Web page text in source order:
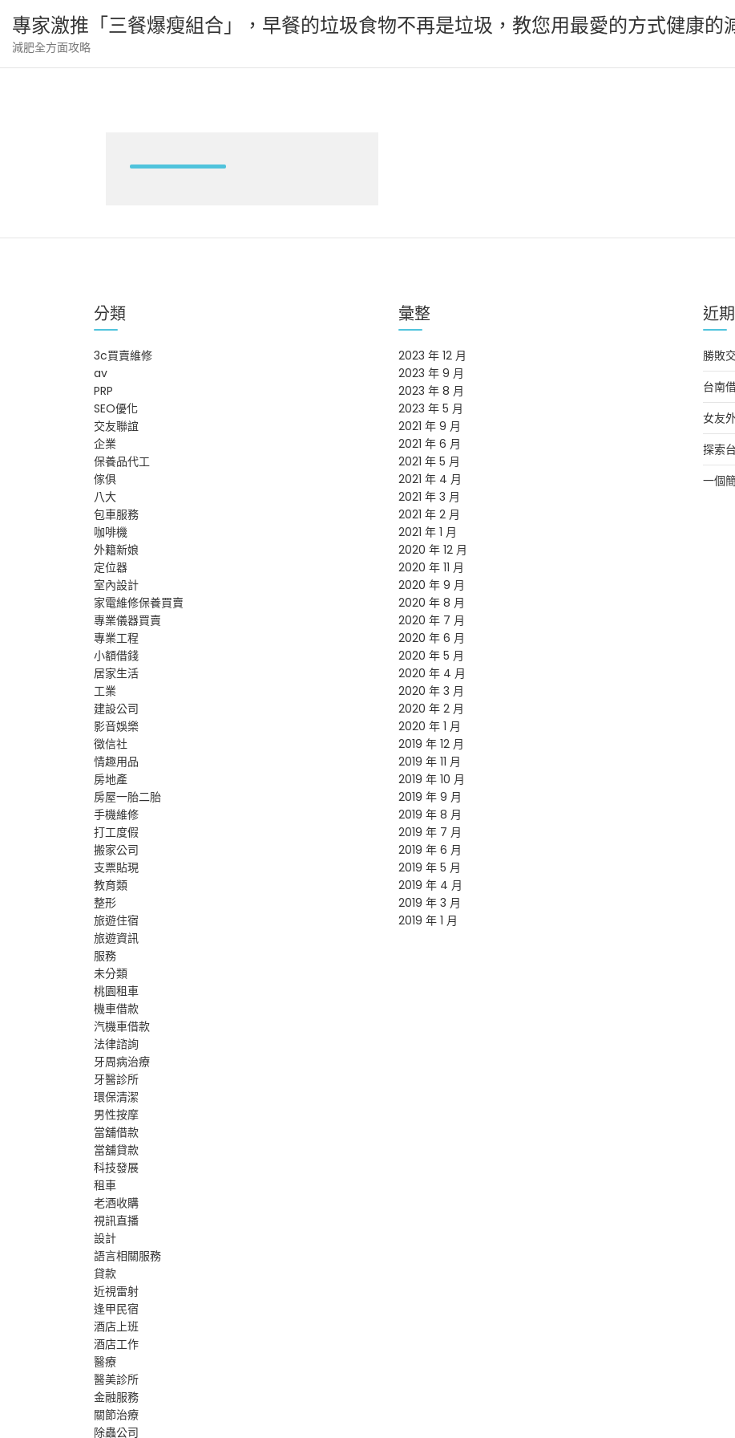
content
專家激推「三餐爆瘦組合」，早餐的垃圾食物不再是垃圾，教您用最愛的方式健康的
減肥全方面攻略
分類
3c買賣維修
av
PRP
SEO優化
交友聯誼
企業
保養品代工
傢俱
八大
包車服務
咖啡機
外籍新娘
定位器
室內設計
家電維修保養買賣
專業儀器買賣
專業工程
小額借錢
居家生活
工業
建設公司
影音娛樂
徵信社
情趣用品
房地產
房屋一胎二胎
手機維修
打工度假
搬家公司
支票貼現
教育類
整形
旅遊住宿
旅遊資訊
服務
未分類
桃園租車
機車借款
汽機車借款
法律諮詢
牙周病治療
牙醫診所
環保清潔
男性按摩
當舖借款
當舖貸款
科技發展
租車
老酒收購
視訊直播
設計
語言相關服務
貸款
近視雷射
逢甲民宿
酒店上班
酒店工作
醫療
醫美診所
金融服務
關節治療
除蟲公司
彙整
2023 年 12 月
2023 年 9 月
2023 年 8 月
2023 年 5 月
2021 年 9 月
2021 年 6 月
2021 年 5 月
2021 年 4 月
2021 年 3 月
2021 年 2 月
2021 年 1 月
2020 年 12 月
2020 年 11 月
2020 年 9 月
2020 年 8 月
2020 年 7 月
2020 年 6 月
2020 年 5 月
2020 年 4 月
2020 年 3 月
2020 年 2 月
2020 年 1 月
2019 年 12 月
2019 年 11 月
2019 年 10 月
2019 年 9 月
2019 年 8 月
2019 年 7 月
2019 年 6 月
2019 年 5 月
2019 年 4 月
2019 年 3 月
2019 年 1 月
近
勝敗
台南
女友
探索
一個